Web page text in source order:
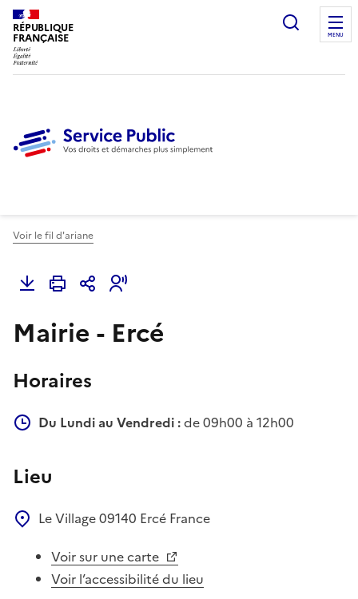
RÉPUBLIQUE
FRANÇAISE
Ouvrir
MENU
Voir le fil d'ariane
Mairie - Ercé
Horaires
Du Lundi au Vendredi :de 09h00 à 12h00
Lieu
Le Village09140 Ercé France
Voir sur une carte
Voir l’accessibilité du lieu